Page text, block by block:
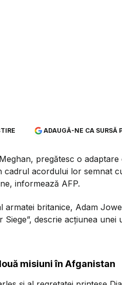
ADAUGĂ-NE CA SURSĂ
pregătesc o
cadrul acordului lor semnat
informează AFP.
armatei britanice, Adam
descrie acțiunea
misiuni în Afganistan